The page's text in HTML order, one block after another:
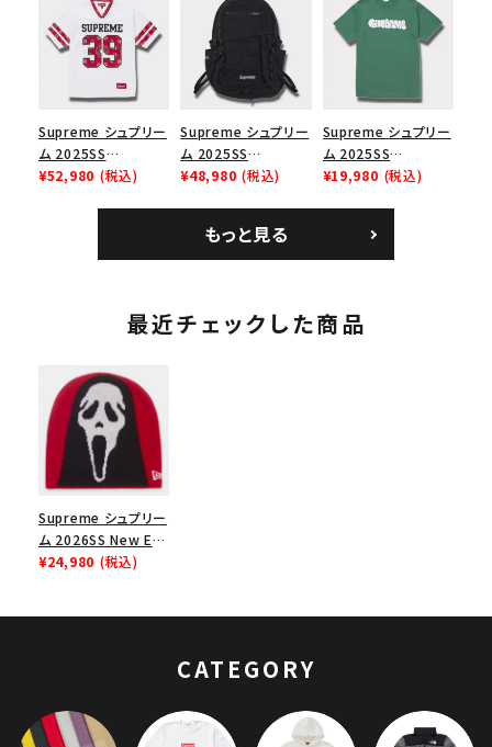
ース１スニーカー シ
ューズ ホワイト
イヤーリリーフボック
スロゴTシャツ ホワ
イト 白
イルキャンプキャップ
ブラック 黒
Supreme シュプリー
ム 2025SS
Bandana Football
¥52,980 (税込)
Supreme シュプリー
ム 2025SS
Backpack バックパッ
¥48,980 (税込)
Supreme シュプリー
ム 2025SS
Homerun Tee ホー
¥19,980 (税込)
もっと見る
最近チェックした商品
Supreme シュプリー
ム 2026SS New Era
Ghostface
¥24,980 (税込)
CATEGORY